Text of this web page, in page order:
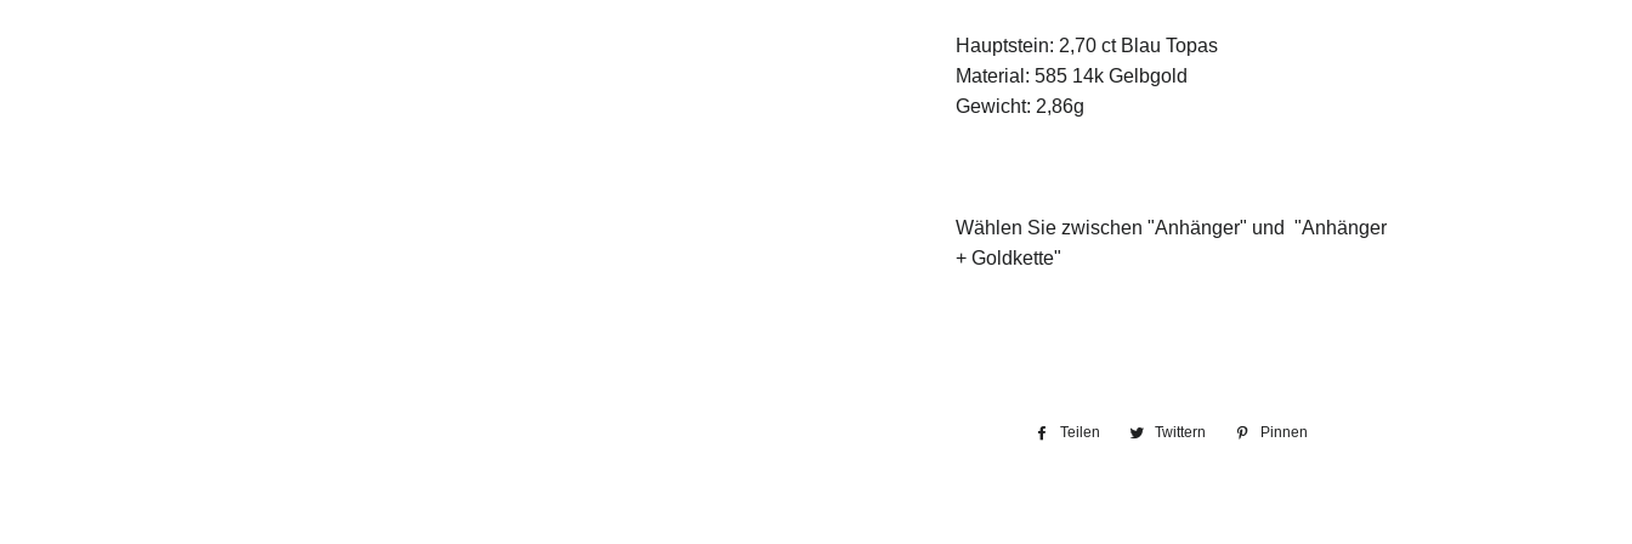
Hauptstein: 2,70 ct Blau Topas
Material: 585 14k Gelbgold
Gewicht: 2,86g
Wählen Sie zwischen "Anhänger" und "Anhänger
+ Goldkette"
Teilen
Auf
Twittern
Auf
Pinnen